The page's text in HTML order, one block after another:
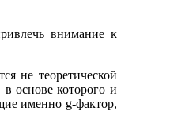
внимание к
не теоретической
основе которого и
именно g-фактор,